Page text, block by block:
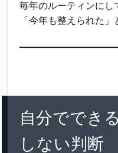
毎年のルーティンにし
「今年も整えられた」
自分ででき
しない判断